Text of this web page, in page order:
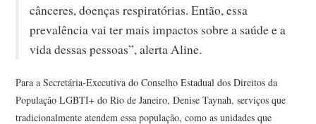
cânceres, doenças respiratórias. Então, essa
prevalência vai ter mais impactos sobre a saúde e a
vida dessas pessoas”, alerta Aline.
Para a Secretária-Executiva do Conselho Estadual dos Direitos da
População LGBTI+ do Rio de Janeiro, Denise Taynah, serviços que
tradicionalmente atendem essa população, como as unidades que